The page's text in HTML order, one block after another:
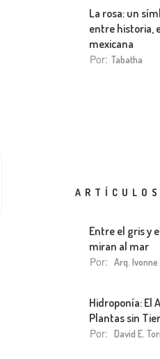
La rosa: un
entre historia,
mexicana
Por: Tabatha
Entre el gris y
miran al mar
Por: Arq. Ivonne
Hidroponía: El
Plantas sin
Por: David E.